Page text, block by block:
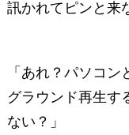
訊かれてピンと来
「あれ？パソコ
グラウンド再生す
ない？」